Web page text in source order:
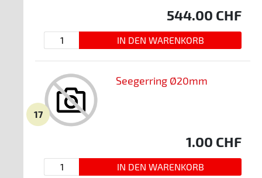
544.00 CHF
17
Seegerring Ø20mm
1.00 CHF